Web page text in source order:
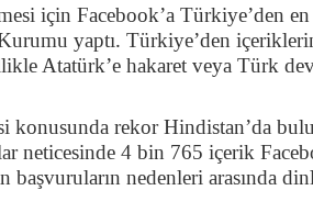
için Facebook’a Türkiye’den
yaptı. Türkiye’den içeriklerin
Atatürk’e hakaret veya Türk
konusunda rekor Hindistan’da
neticesinde 4 bin 765 içerik
başvuruların nedenleri arasında